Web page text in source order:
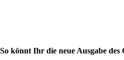
So könnt Ihr die neue Ausgabe des